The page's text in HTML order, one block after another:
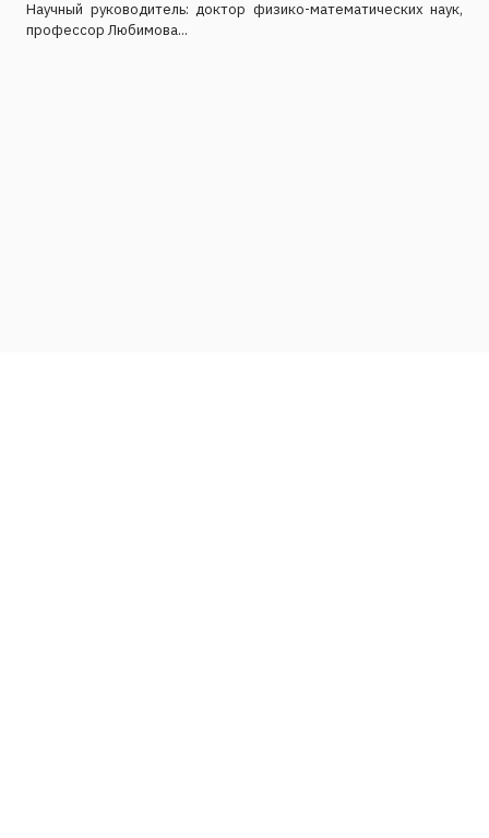
Научный руководитель: доктор физико-математических наук,
профессор Любимова...